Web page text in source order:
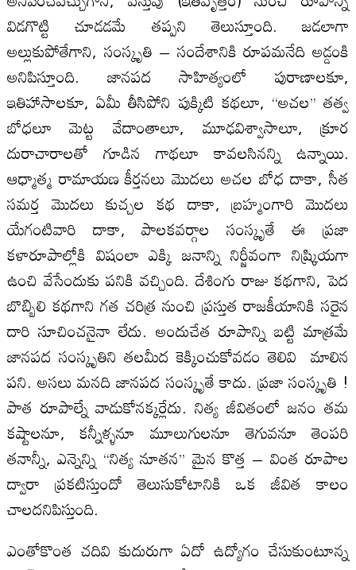
విడగొట్టి చూడడమే తప్పని తెలుస్తూంది. జడలాగా
అల్లుకుపోతేగాని, సంస్కృతి – సందేశానికి రూపమనేది అడ్డంకి
అనిపిస్తూంది. జానపద సాహిత్యంలో పురాణాలకూ,
ఇతిహాసాలకూ, ఏమీ తీసిపోని పుక్కిటి కథలూ, ‘‘అచల’’ తత్వ
బోధలూ మెట్ట వేదాంతాలూ, మూఢవిశ్వాసాలూ, క్రూర
దురాచారాలతో గూడిన గాథలూ కావలసినన్ని ఉన్నాయి.
ఆధ్మాత్మ రామాయణ కీర్తనలు మొదలు అచల బోధ దాకా, సీత
సమర్త మొదలు కుచ్చల కథ దాకా, బ్రహ్మంగారి మొదలు
యేగంటివారి దాకా, పాలకవర్గాల సంస్కృతే ఈ ప్రజా
కళారూపాల్లోకి విషంలా ఎక్కి జనాన్ని నిర్జీవంగా నిష్క్రియగా
ఉంచి వేసేందుకు పనికి వచ్చింది. దేశింగు రాజు కథగాని, పెద
బొబ్బిలి కథగాని గత చరిత్ర నుంచి ప్రస్తుత రాజకీయానికి సరైన
దారి సూచించనైనా లేదు. అందుచేత రూపాన్ని బట్టి మాత్రమే
జానపద సంస్కృతిని తలమీద కెక్కించుకోవడం తెలివి మాలిన
పని. అసలు మనది జానపద సంస్కృతే కాదు. ప్రజా సంస్కృతి !
పాత రూపాల్నే వాడుకోనక్కర్లేదు. నిత్య జీవితంలో జనం తమ
కష్టాలనూ, కన్నీళ్ళనూ మూలుగులనూ తెగువనూ తెంపరి
తనాన్నీ, ఎన్నెన్ని ‘‘నిత్య నూతన’’ మైన కొత్త – వింత రూపాల
ద్వారా ప్రకటిస్తుందో తెలుసుకోటానికి ఒక జీవిత కాలం
చాలదనిపిస్తుంది.
ఎంతోకొంత చదివి కుదురుగా ఏదో ఉద్యోగం చేసుకుంటూన్న